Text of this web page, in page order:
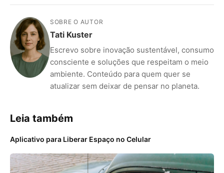
SOBRE O AUTOR
Tati Kuster
Escrevo sobre inovação sustentável, consumo
consciente e soluções que respeitam o meio
ambiente. Conteúdo para quem quer se
atualizar sem deixar de pensar no planeta.
Leia também
Aplicativo para Liberar Espaço no Celular